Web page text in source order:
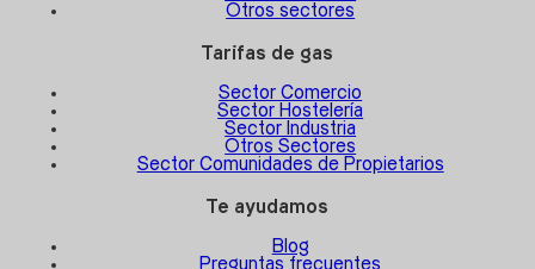
Otros sectores
Tarifas de gas
Sector Comercio
Sector Hostelería
Sector Industria
Otros Sectores
Sector Comunidades de Propietarios
Te ayudamos
Blog
Preguntas frecuentes